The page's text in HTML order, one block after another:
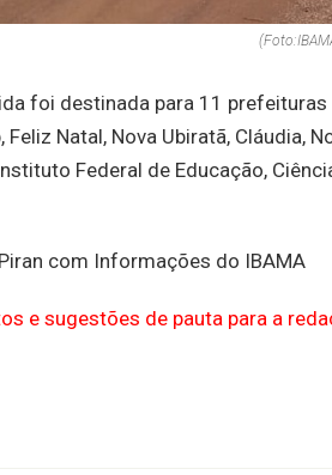
foi destinada para 11
Feliz Natal, Nova Ubiratã, Cláudia,
Federal de Educação,
com Informações do IBAMA
e sugestões de pauta para a